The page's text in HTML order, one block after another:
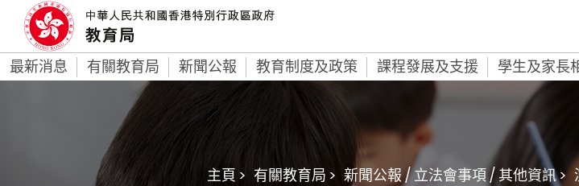
最新消息 有關教育局 新聞公報 教育制度及政策 課程發展及支援 學生及家長
主頁 > 有關教育局 > 新聞公報 / 立法會事項 / 其他資訊 >